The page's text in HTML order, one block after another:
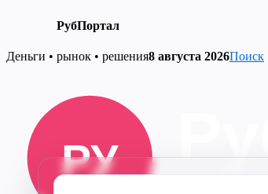
РубПортал
Skip
Деньги • рынок • решения8 августа 2026Поиск